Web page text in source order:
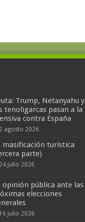
Trump, Netanyahu y
tenoligarcas pasan a la
contra España
2 agosto 2026
masificación turística
parte)
24 julio 2026
opinión pública ante las
elecciones
16 julio 2026